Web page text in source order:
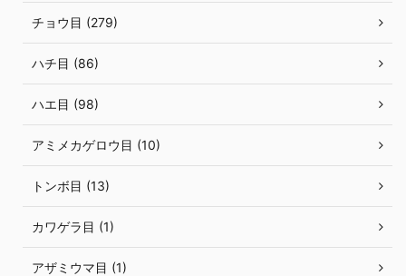
チョウ目 (279)
ハチ目 (86)
ハエ目 (98)
アミメカゲロウ目 (10)
トンボ目 (13)
カワゲラ目 (1)
アザミウマ目 (1)